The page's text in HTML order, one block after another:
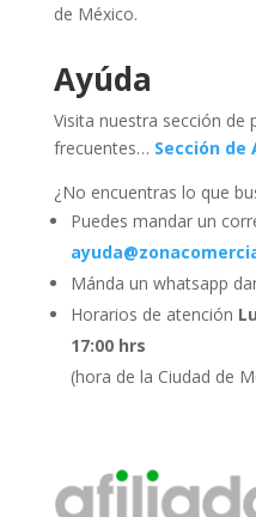
de México.
Ayúda
Visita nuestra sección de
frecuentes… Sección de
¿No encuentras lo que
Puedes mandar un
Mánda un whatsapp
Horarios de atención
17:00 hrs
(hora de la Ciudad de